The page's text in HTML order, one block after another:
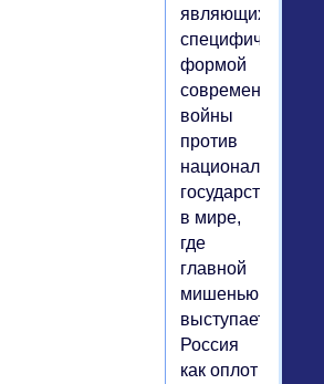
являющихся
специфической
формой
современной
войны
против
национальной
в мире,
где
главной
мишенью
выступает
Россия
как оплот